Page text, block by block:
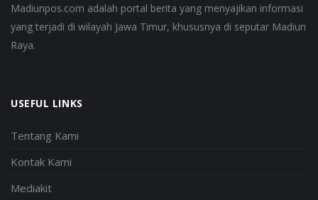
Madiunpos.com adalah portal berita yang menyajikan informasi
yang terjadi di wilayah Jawa Timur, khususnya di seputar Madiun
Raya.
USEFUL LINKS
Tentang Kami
Kontak Kami
Mediakit